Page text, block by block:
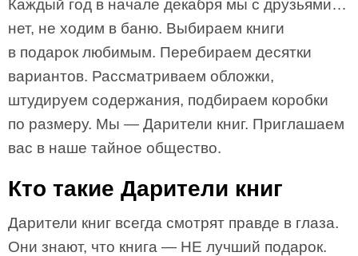
Каждый год в начале декабря мы с друзьями…
нет, не ходим в баню. Выбираем книги
в подарок любимым. Перебираем десятки
вариантов. Рассматриваем обложки,
штудируем содержания, подбираем коробки
по размеру. Мы — Дарители книг. Приглашаем
вас в наше тайное общество.
Кто такие Дарители книг
Дарители книг всегда смотрят правде в глаза.
Они знают, что книга — НЕ лучший подарок.